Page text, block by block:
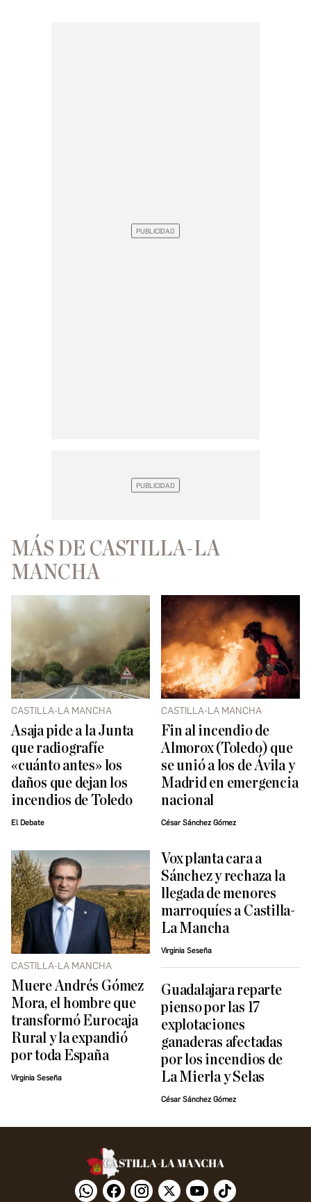
MÁS DE CASTILLA-LA
MANCHA
CASTILLA-LA MANCHA
Asaja pide a la Junta
que radiografíe
«cuánto antes» los
daños que dejan los
incendios de Toledo
El Debate
CASTILLA-LA MANCHA
Fin al incendio de
Almorox (Toledo) que
se unió a los de Ávila y
Madrid en emergencia
nacional
César Sánchez Gómez
CASTILLA-LA MANCHA
Muere Andrés Gómez
Mora, el hombre que
transformó Eurocaja
Rural y la expandió
por toda España
Virginia Seseña
Vox planta cara a
Sánchez y rechaza la
llegada de menores
marroquíes a Castilla-
La Mancha
Virginia Seseña
Guadalajara reparte
pienso por las 17
explotaciones
ganaderas afectadas
por los incendios de
La Mierla y Selas
César Sánchez Gómez